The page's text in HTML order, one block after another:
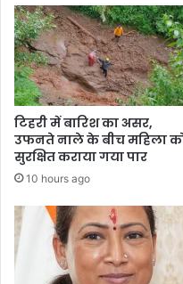
टिहरी में बारिश का असर,
उफनते नाले के बीच महिला
सुरक्षित कराया गया पार
10 hours ago